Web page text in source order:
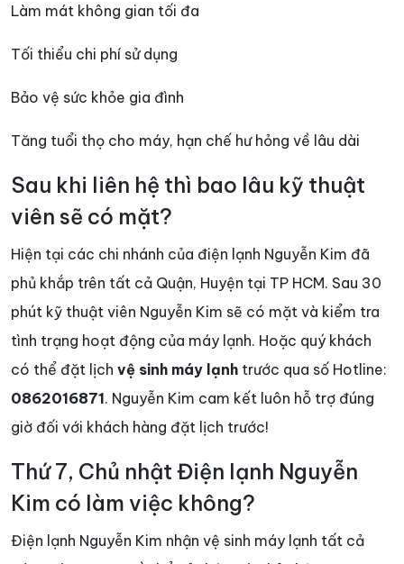
Làm mát không gian tối đa
Tối thiểu chi phí sử dụng
Bảo vệ sức khỏe gia đình
Tăng tuổi thọ cho máy, hạn chế hư hỏng về lâu dài
Sau khi liên hệ thì bao lâu kỹ thuật
viên sẽ có mặt?
Hiện tại các chi nhánh của điện lạnh Nguyễn Kim đã
phủ khắp trên tất cả Quận, Huyện tại TP HCM. Sau 30
phút kỹ thuật viên Nguyễn Kim sẽ có mặt và kiểm tra
tình trạng hoạt động của máy lạnh. Hoặc quý khách
có thể đặt lịch vệ sinh máy lạnh trước qua số Hotline:
0862016871. Nguyễn Kim cam kết luôn hỗ trợ đúng
giờ đối với khách hàng đặt lịch trước!
Thứ 7, Chủ nhật Điện lạnh Nguyễn
Kim có làm việc không?
Điện lạnh Nguyễn Kim nhận vệ sinh máy lạnh tất cả